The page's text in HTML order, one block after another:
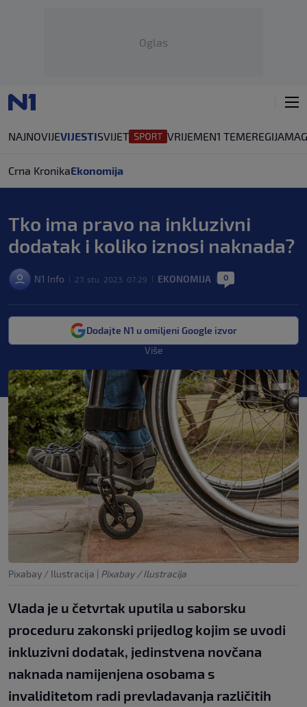
Oglas
NAJNOVIJEVIJESTISVIJET VRIJEMEN1 TEMEREGIJA
Crna KronikaEkonomija
Tko ima pravo na inkluzivni
dodatak i koliko iznosi naknada?
N1 Info 27. stu. 2023. 07:29 EKONOMIJA 0
Dodajte N1 u omiljeni Google izvor
Više
Pixabay / Ilustracija | Pixabay / Ilustracija
Vlada je u četvrtak uputila u saborsku
proceduru zakonski prijedlog kojim se uvodi
inkluzivni dodatak, jedinstvena novčana
naknada namijenjena osobama s
invaliditetom radi prevladavanja različitih